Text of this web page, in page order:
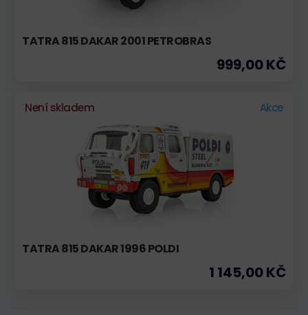
TATRA 815 DAKAR 2001 PETROBRAS
999,00 KČ
Není skladem Akce
TATRA 815 DAKAR 1996 POLDI
1 145,00 KČ